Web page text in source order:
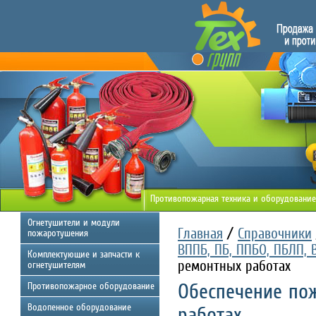
Противопожарная техника и оборудование
Огнетушители и модули
пожаротушения
Комплектующие и запчасти к
огнетушителям
Противопожарное оборудование
Водопенное оборудование
Главная / Справочники
ВППБ, ПБ, ППБО, ПБЛП,
ремонтных работах
Обеспечение